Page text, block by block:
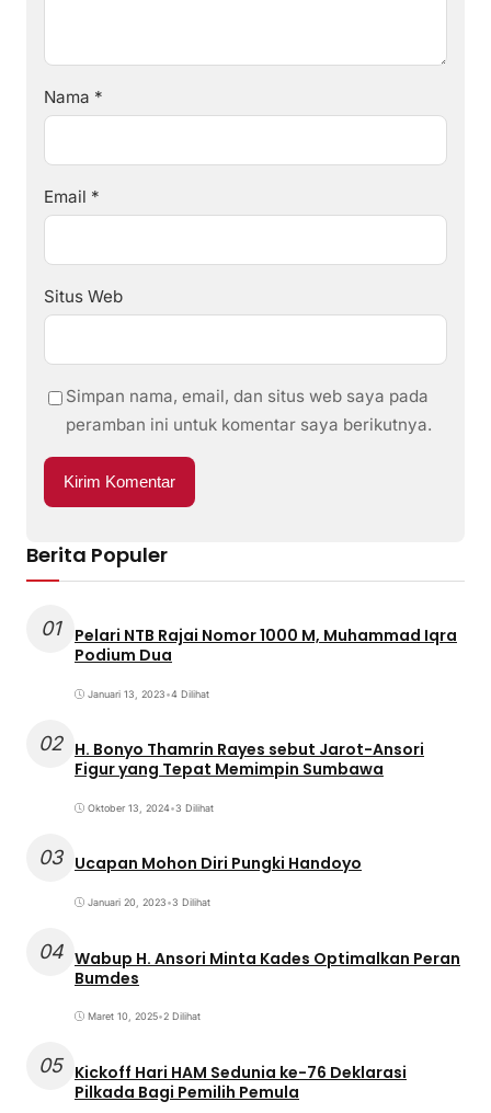
Nama *
Email *
Situs Web
Simpan nama, email, dan situs web saya pada
peramban ini untuk komentar saya berikutnya.
Berita Populer
01
Pelari NTB Rajai Nomor 1000 M, Muhammad Iqra
Podium Dua
Januari 13, 2023•4 Dilihat
02 H. Bonyo Thamrin Rayes sebut Jarot-Ansori
Figur yang Tepat Memimpin Sumbawa
Oktober 13, 2024•3 Dilihat
03 Ucapan Mohon Diri Pungki Handoyo
Januari 20, 2023•3 Dilihat
04 Wabup H. Ansori Minta Kades Optimalkan Peran
Bumdes
Maret 10, 2025•2 Dilihat
05 Kickoff Hari HAM Sedunia ke-76 Deklarasi
Pilkada Bagi Pemilih Pemula